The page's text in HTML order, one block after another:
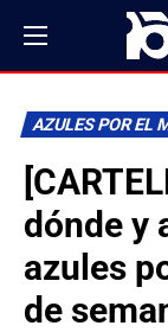
AZULES POR EL
dónde y
azules
de